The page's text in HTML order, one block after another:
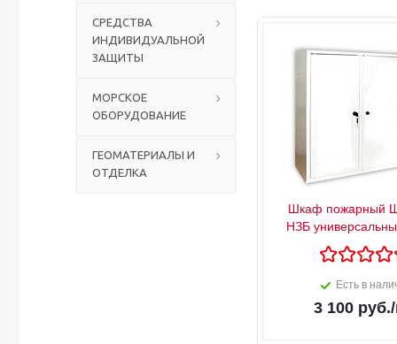
СРЕДСТВА
ИНДИВИДУАЛЬНОЙ
ЗАЩИТЫ
МОРСКОЕ
ОБОРУДОВАНИЕ
ГЕОМАТЕРИАЛЫ И
ОТДЕЛКА
Шкаф пожарный
НЗБ
Есть в
3 100 руб.
Столы с лавками
Биометрические терминалы
Аккумуляторы аккумуляторные батареи для ИБП